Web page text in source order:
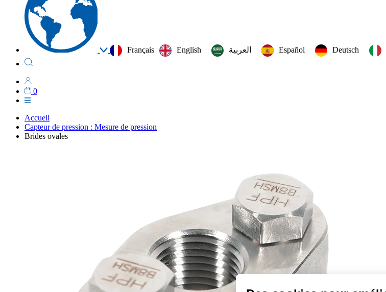
Français English العربية‏ Español Deutsch
0
Accueil
Capteur de pression : Mesure de pression
Brides ovales